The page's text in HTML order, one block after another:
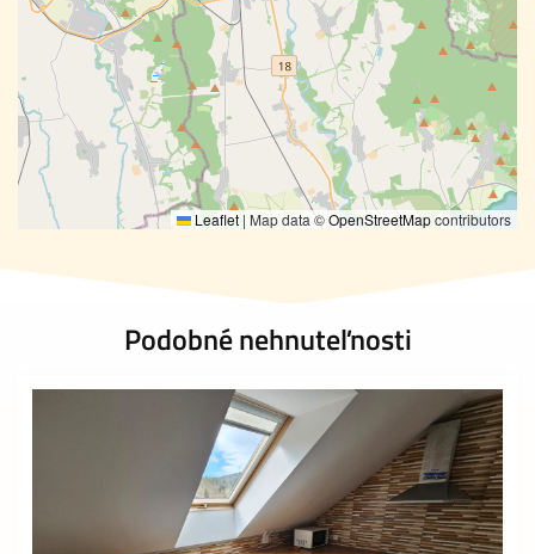
Leaflet | Map data ©OpenStreetMapcontributors
Podobné nehnuteľnosti